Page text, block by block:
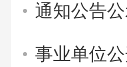
通知公告
事业单位